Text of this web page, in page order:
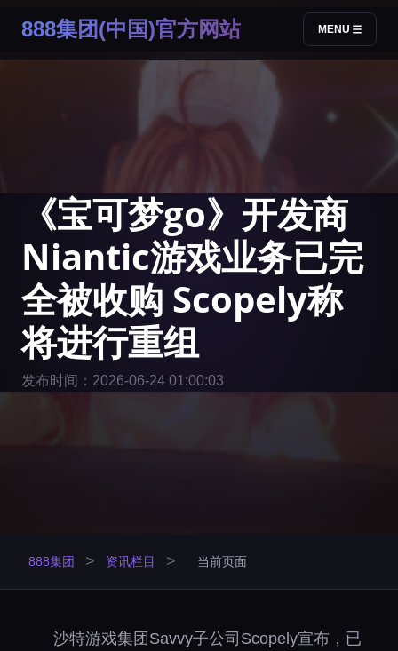
888集团(中国)官方网站 MENU
《宝可梦go》开发商
Niantic游戏业务已完
全被收购 Scopely称
将进行重组
发布时间：2026-06-24 01:00:03
888集团 > 资讯栏目 > 当前页面
沙特游戏集团Savvy子公司Scopely宣布，已